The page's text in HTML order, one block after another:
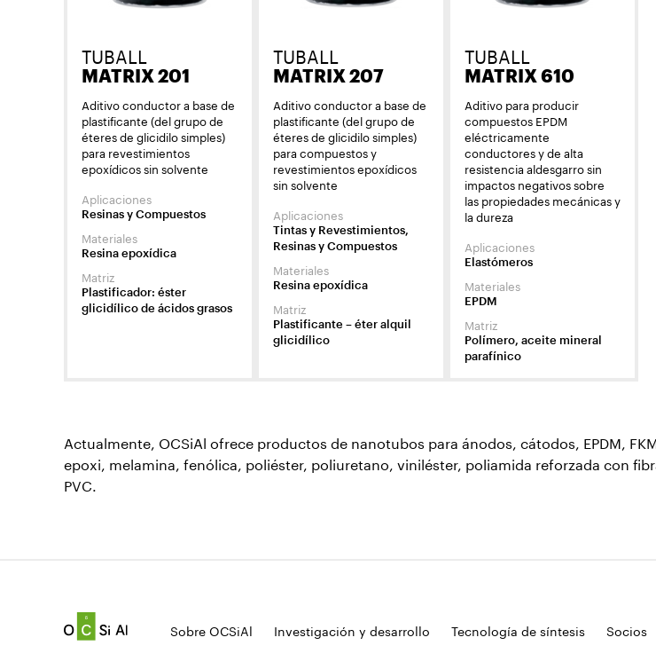
TUBALL
MATRIX 201
Aditivo conductor a base de
plastificante (del grupo de
éteres de glicidilo simples)
para revestimientos
epoxídicos sin solvente
Aplicaciones
Resinas y Compuestos
Materiales
Resina epoxídica
Matriz
Plastificador: éster
glicidílico de ácidos grasos
TUBALL
MATRIX 207
Aditivo conductor a base de
plastificante (del grupo de
éteres de glicidilo simples)
para compuestos y
revestimientos epoxídicos
sin solvente
Aplicaciones
Tintas y Revestimientos,
Resinas y Compuestos
Materiales
Resina epoxídica
Matriz
Plastificante – éter alquil
glicidílico
TUBALL
MATRIX 610
Aditivo para producir
compuestos EPDM
eléctricamente
conductores y de alta
resistencia aldesgarro sin
impactos negativos sobre
las propiedades mecánicas y
la dureza
Aplicaciones
Elastómeros
Materiales
EPDM
Matriz
Polímero, aceite mineral
parafínico
Actualmente, OCSiAl ofrece productos de nanotubos para ánodos, cátodos, EPDM,
epoxi, melamina, fenólica, poliéster, poliuretano, viniléster, poliamida reforzada con
PVC.
Sobre OCSiAl Investigación y desarrollo Tecnología de síntesis Socios